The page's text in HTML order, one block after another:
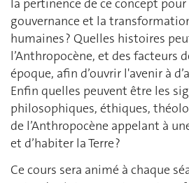
la pertinence de ce concept pour
gouvernance et la
humaines ? Quelles histoires
l’Anthropocène, et des facteurs
époque, afin d’ouvrir l'avenir à
Enfin quelles peuvent être les
philosophiques, éthiques,
de l’Anthropocène appelant à
et d’habiter la Terre ?
Ce cours sera animé à chaque